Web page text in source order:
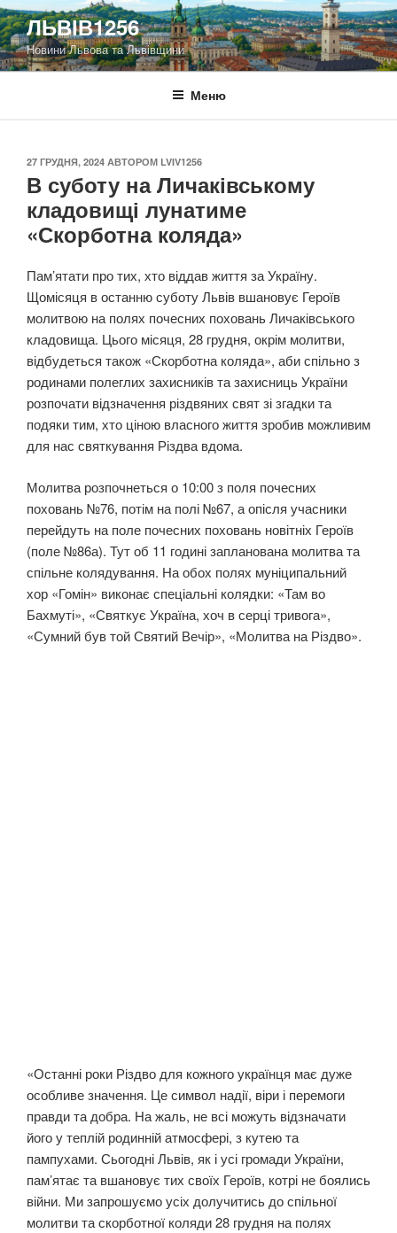
Перейти
до
вмісту
ЛЬВІВ1256
Новини Львова та Львівщини
Меню
ОПУБЛІКОВАНО
27 ГРУДНЯ, 2024 АВТОРОМ LVIV1256
В суботу на Личаківському
кладовищі лунатиме
«Скорботна коляда»
Пам’ятати про тих, хто віддав життя за Україну.
Щомісяця в останню суботу Львів вшановує Героїв
молитвою на полях почесних поховань Личаківського
кладовища. Цього місяця, 28 грудня, окрім молитви,
відбудеться також «Скорботна коляда», аби спільно з
родинами полеглих захисників та захисниць України
розпочати відзначення різдвяних свят зі згадки та
подяки тим, хто ціною власного життя зробив можливим
для нас святкування Різдва вдома.
Молитва розпочнеться о 10:00 з поля почесних
поховань №76, потім на полі №67, а опісля учасники
перейдуть на поле почесних поховань новітніх Героїв
(поле №86а). Тут об 11 годині запланована молитва та
спільне колядування. На обох полях муніципальний
хор «Гомін» виконає спеціальні колядки: «Там во
Бахмуті», «Святкує Україна, хоч в серці тривога»,
«Сумний був той Святий Вечір», «Молитва на Різдво».
«Останні роки Різдво для кожного українця має дуже
особливе значення. Це символ надії, віри і перемоги
правди та добра. На жаль, не всі можуть відзначати
його у теплій родинній атмосфері, з кутею та
пампухами. Сьогодні Львів, як і усі громади України,
пам’ятає та вшановує тих своїх Героїв, котрі не боялись
війни. Ми запрошуємо усіх долучитись до спільної
молитви та скорботної коляди 28 грудня на полях